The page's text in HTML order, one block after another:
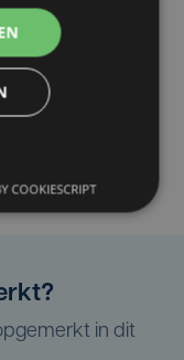
tegen
in dit
COOKIESCRIPT